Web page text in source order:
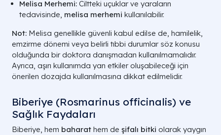
Melisa Merhemi: Ciltteki uçuklar ve yaraların
tedavisinde, melisa merhemi kullanılabilir.
Not: Melisa genellikle güvenli kabul edilse de, hamilelik,
emzirme dönemi veya belirli tıbbi durumlar söz konusu
olduğunda bir doktora danışmadan kullanılmamalıdır.
Ayrıca, aşırı kullanımda yan etkiler oluşabileceği için
önerilen dozajda kullanılmasına dikkat edilmelidir.
Biberiye (Rosmarinus officinalis) ve
Sağlık Faydaları
Biberiye, hem baharat hem de şifalı bitki olarak yaygın